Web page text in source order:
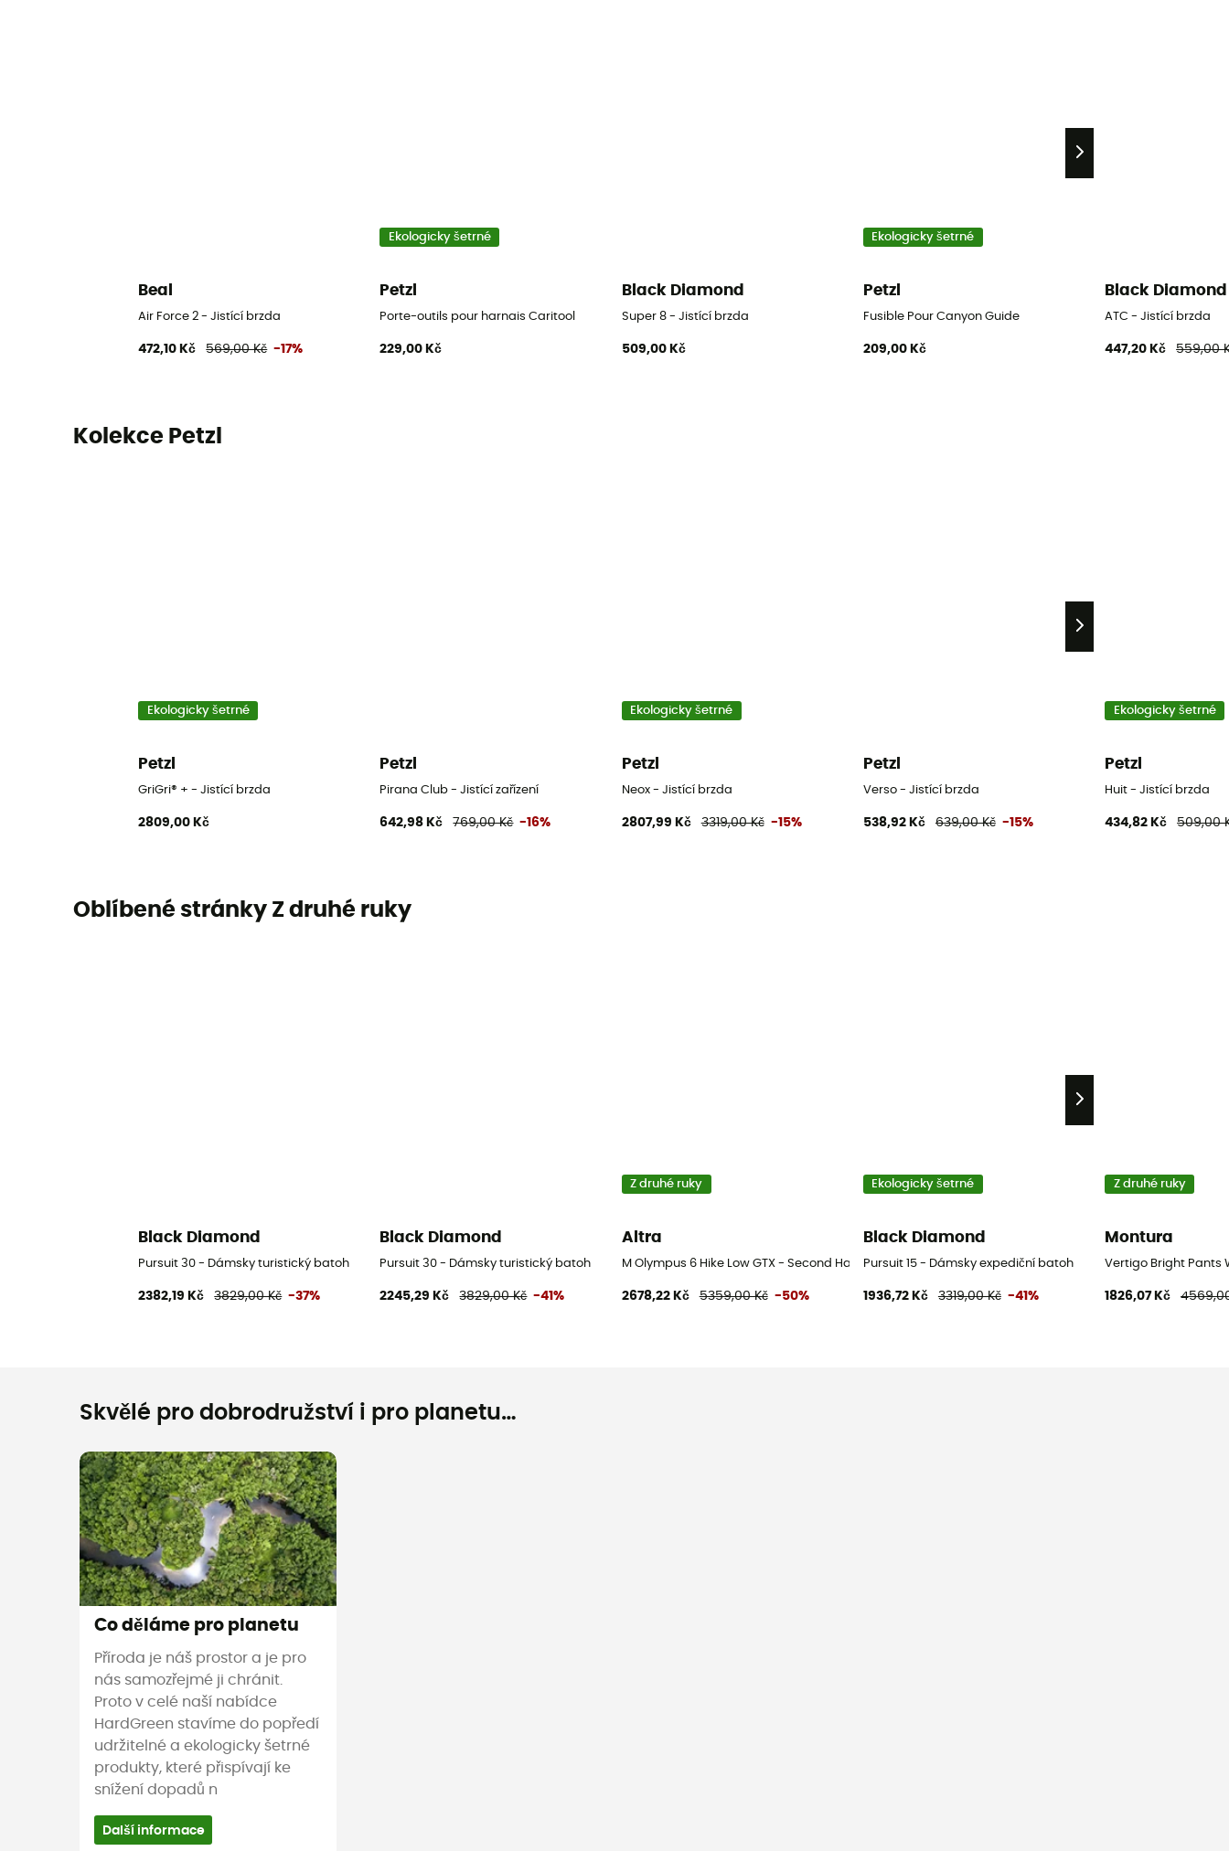
Beal
Air Force 2 - Jistící brzda
472,10 Kč 569,00 Kč -17%
Ekologicky šetrné
Petzl
Porte-outils pour harnais Caritool
229,00 Kč
Black Diamond
Super 8 - Jistící brzda
509,00 Kč
Ekologicky šetrné
Petzl
Fusible Pour Canyon Guide
209,00 Kč
Black Diamond
ATC - Jistící brzda
447,20 Kč 559,00
Kolekce Petzl
Ekologicky šetrné
Petzl
GriGri® + - Jistící brzda
2809,00 Kč
Petzl
Pirana Club - Jistící zařízení
642,98 Kč 769,00 Kč -16%
Ekologicky šetrné
Petzl
Neox - Jistící brzda
2807,99 Kč 3319,00 Kč -15%
Petzl
Verso - Jistící brzda
538,92 Kč 639,00 Kč -15%
Ekologicky šetrné
Petzl
Huit - Jistící brzda
434,82 Kč 509,00
Oblíbené stránky Z druhé ruky
Black Diamond
Pursuit 30 - Dámsky turistický batoh
2382,19 Kč 3829,00 Kč -37%
Black Diamond
Pursuit 30 - Dámsky turistický batoh
2245,29 Kč 3829,00 Kč -41%
Z druhé ruky
Altra
M Olympus 6 Hike Low GTX - Second Hand Pánské nízké turistické boty - Béžový - 43
2678,22 Kč 5359,00 Kč -50%
Ekologicky šetrné
Black Diamond
Pursuit 15 - Dámsky expediční batoh
1936,72 Kč 3319,00 Kč -41%
Z druhé ruky
Montura
Vertigo Bright Pants
1826,07 Kč
Skvělé pro dobrodružství i pro planetu…
Co děláme pro planetu
Příroda je náš prostor a je pro
nás samozřejmé ji chránit.
Proto v celé naší nabídce
HardGreen stavíme do popředí
udržitelné a ekologicky šetrné
produkty, které přispívají ke
snížení dopadů n
Další informace